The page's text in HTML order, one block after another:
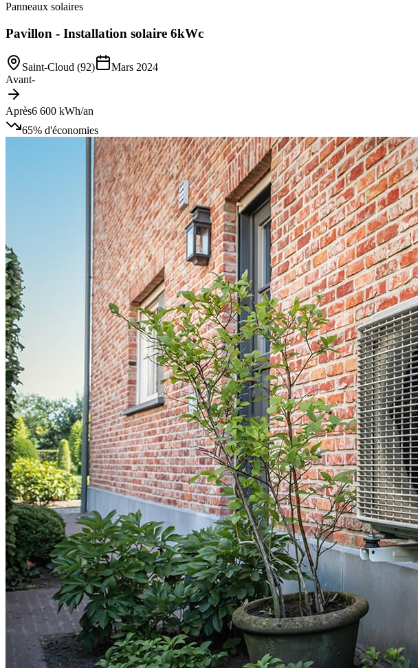
Panneaux solaires
Pavillon - Installation solaire 6kWc
Saint-Cloud (92)
Mars 2024
Avant-
Après6 600 kWh/an
65% d'économies